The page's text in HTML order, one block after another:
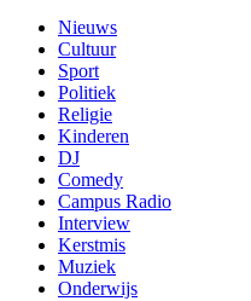
Nieuws
Cultuur
Sport
Politiek
Religie
Kinderen
DJ
Comedy
Campus Radio
Interview
Kerstmis
Muziek
Onderwijs